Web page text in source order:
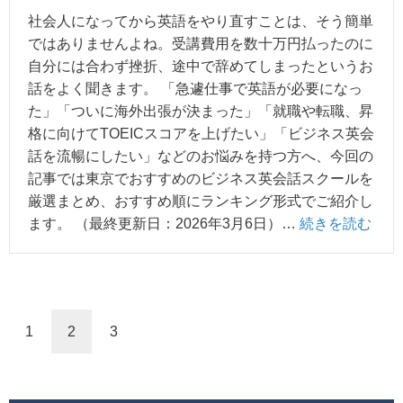
社会人になってから英語をやり直すことは、そう簡単
ではありませんよね。受講費用を数十万円払ったのに
自分には合わず挫折、途中で辞めてしまったというお
話をよく聞きます。 「急遽仕事で英語が必要になっ
た」「ついに海外出張が決まった」「就職や転職、昇
格に向けてTOEICスコアを上げたい」「ビジネス英会
話を流暢にしたい」などのお悩みを持つ方へ、今回の
記事では東京でおすすめのビジネス英会話スクールを
厳選まとめ、おすすめ順にランキング形式でご紹介し
ます。 （最終更新日：2026年3月6日）… 続きを読む
1 2 3